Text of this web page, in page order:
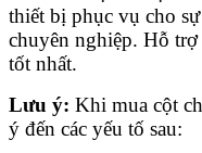
thiết bị phục vụ cho
chuyên nghiệp. Hỗ trợ
tốt nhất.
Lưu ý: Khi mua cột
ý đến các yếu tố sau: